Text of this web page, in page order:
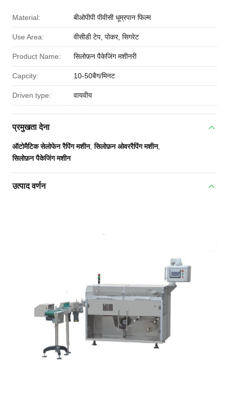
Material: बीओपीपी पीवीसी धूम्रपान फिल्म
Use Area: वीसीडी टेप, पोकर, सिगरेट
Product Name: सिलोफ़न पैकेजिंग मशीनरी
Capcity: 10-50बैग/मिनट
Driven type: वायवीय
प्रमुखता देना
ऑटोमैटिक सेलोफेन रैपिंग मशीन,सिलोफ़न ओवररैपिंग मशीन,
सिलोफ़न पैकेजिंग मशीन
उत्पाद वर्णन